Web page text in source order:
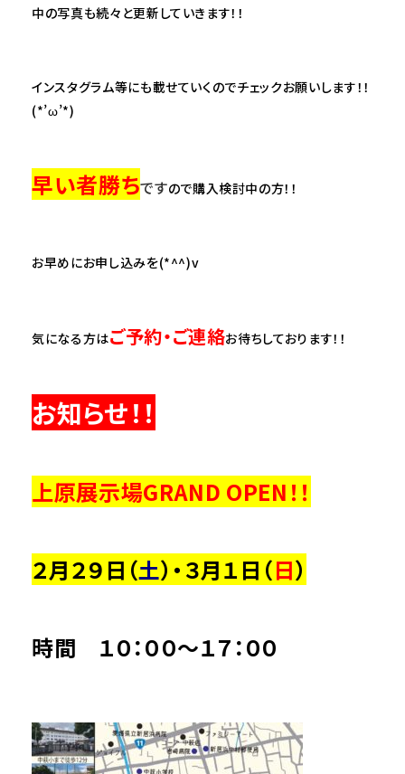
中の写真も続々と更新していきます！！
インスタグラム等にも載せていくのでチェックお願いします！！
(*’ω’*)
早い者勝ちですので購入検討中の方！！
お早めにお申し込みを(*^^)v
気になる方はご予約・ご連絡お待ちしております！！
お知らせ！！
上原展示場GRAND OPEN！！
２月２９日（土）・３月１日（日）
時間 １０：００～１７：００